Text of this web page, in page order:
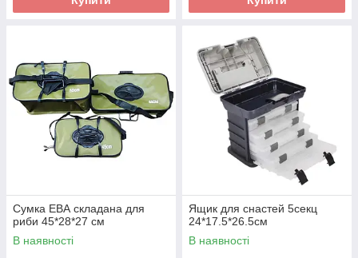
Сумка ЕВА складана для
риби 45*28*27 см
В наявності
Ящик для снастей 5секц
24*17.5*26.5см
В наявності